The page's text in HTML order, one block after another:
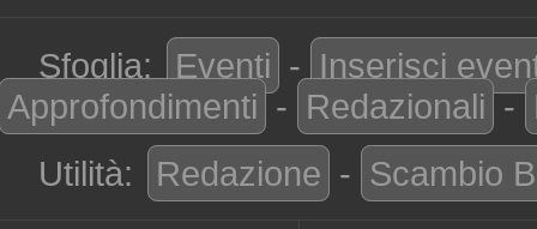
Sfoglia: Eventi - Inserisci
Approfondimenti - Redazionali -
Utilità:
Redazione - Scambio